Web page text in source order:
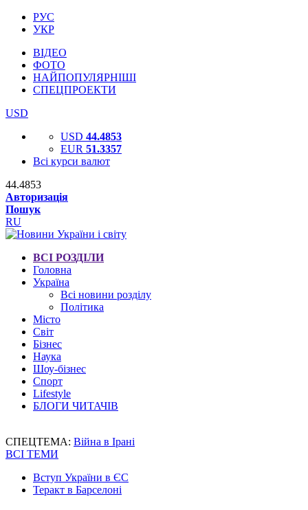
РУС
УКР
ВІДЕО
ФОТО
НАЙПОПУЛЯРНІШІ
СПЕЦПРОЕКТИ
USD
USD 44.4853
EUR 51.3357
Всі курси валют
44.4853
Авторизація
Пошук
RU
ВСІ РОЗДІЛИ
Головна
Україна
Всі новини розділу
Політика
Місто
Світ
Бізнес
Наука
Шоу-бізнес
Спорт
Lifestyle
БЛОГИ ЧИТАЧІВ
СПЕЦТЕМА: Війна в Ірані
ВСІ ТЕМИ
Вступ України в ЄС
Теракт в Барселоні